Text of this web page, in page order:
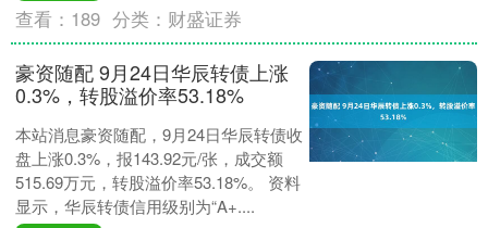
查看： 189 分类： 财盛证券
豪资随配 9月24日华辰转债上涨
0.3%，转股溢价率53.18%
本站消息豪资随配，9月24日华辰转债收
盘上涨0.3%，报143.92元/张，成交额
515.69万元，转股溢价率53.18%。 资料
显示，华辰转债信用级别为“A+....